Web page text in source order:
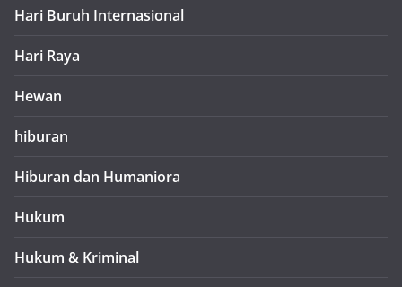
Hari Buruh Internasional
Hari Raya
Hewan
hiburan
Hiburan dan Humaniora
Hukum
Hukum & Kriminal